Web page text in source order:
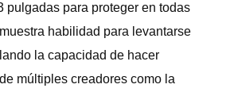
pulgadas para proteger en todas
habilidad para levantarse
la capacidad de hacer
múltiples creadores como la